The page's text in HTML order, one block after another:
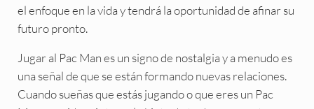
el enfoque en la vida y tendrá la oportunidad de afinar su
futuro pronto.
Jugar al Pac Man es un signo de nostalgia y a menudo es
una señal de que se están formando nuevas relaciones.
Cuando sueñas que estás jugando o que eres un Pac